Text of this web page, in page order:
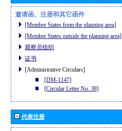
邀请函、注册和其它函件
[Member States from the planning area]
[Member States outside the planning area]
观察员组织
证书
[Administrative Circulars]
[DM-1147]
[Circular Letter No. 38]
代表注册